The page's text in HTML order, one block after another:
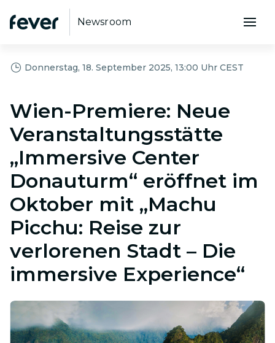
Newsroom
Donnerstag, 18. September 2025, 13:00 Uhr CEST
Wien-Premiere: Neue
Veranstaltungsstätte
„Immersive Center
Donauturm“ eröffnet im
Oktober mit „Machu
Picchu: Reise zur
verlorenen Stadt – Die
immersive Experience“